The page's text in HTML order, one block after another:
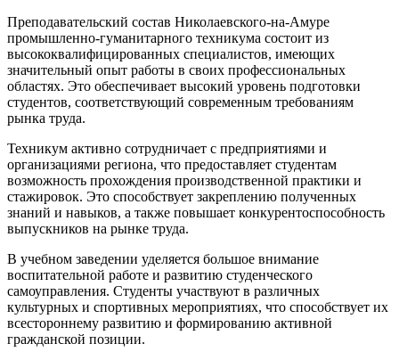
Преподавательский состав Николаевского-на-Амуре
промышленно-гуманитарного техникума состоит из
высококвалифицированных специалистов, имеющих
значительный опыт работы в своих профессиональных
областях. Это обеспечивает высокий уровень подготовки
студентов, соответствующий современным требованиям
рынка труда.
Техникум активно сотрудничает с предприятиями и
организациями региона, что предоставляет студентам
возможность прохождения производственной практики и
стажировок. Это способствует закреплению полученных
знаний и навыков, а также повышает конкурентоспособность
выпускников на рынке труда.
В учебном заведении уделяется большое внимание
воспитательной работе и развитию студенческого
самоуправления. Студенты участвуют в различных
культурных и спортивных мероприятиях, что способствует их
всестороннему развитию и формированию активной
гражданской позиции.